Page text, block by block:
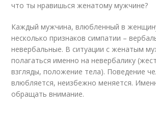
что ты нравишься женатому мужчине?
Каждый мужчина, влюбленный в
несколько признаков симпатии –
невербальные. В ситуации с женатым
полагаться именно на невербалику
взгляды, положение тела). Поведение
влюбляется, неизбежно меняется.
обращать внимание.